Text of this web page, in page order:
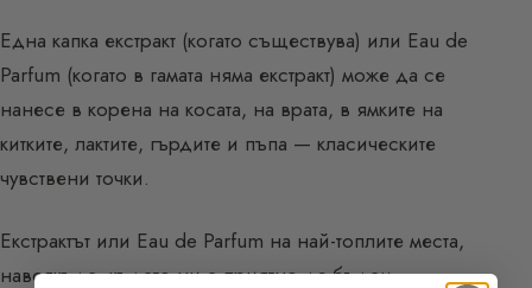
Една капка екстракт (когато съществува) или Eau de
Parfum (когато в гамата няма екстракт) може да се
нанесе в корена на косата, на врата, в ямките на
китките, лактите, гърдите и пъпа — класическите
чувствени точки.
Екстрактът или Eau de Parfum на най-топлите места,
навсякъде, където ни е приятно да бъдем